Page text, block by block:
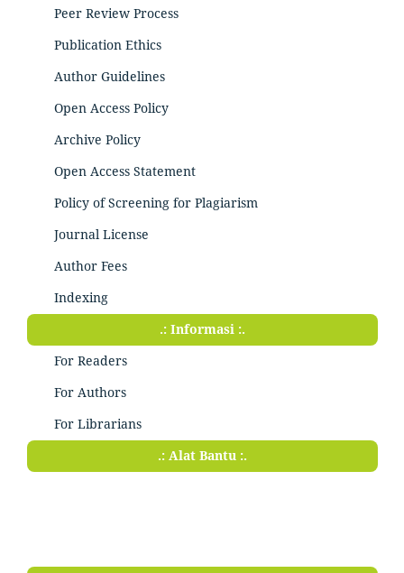
Peer Review Process
Publication Ethics
Author Guidelines
Open Access Policy
Archive Policy
Open Access Statement
Policy of Screening for Plagiarism
Journal License
Author Fees
Indexing
.: Informasi :.
For Readers
For Authors
For Librarians
.: Alat Bantu :.